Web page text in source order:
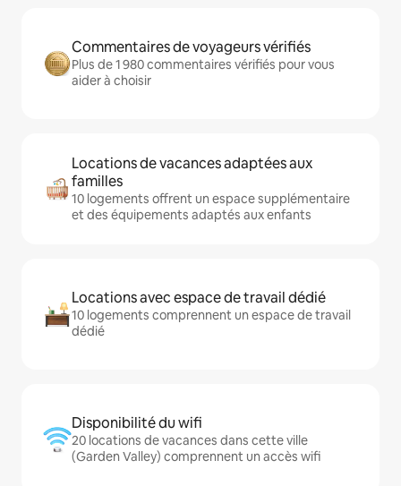
Commentaires de voyageurs vérifiés
Plus de 1 980 commentaires vérifiés pour vous
aider à choisir
Locations de vacances adaptées aux
familles
10 logements offrent un espace supplémentaire
et des équipements adaptés aux enfants
Locations avec espace de travail dédié
10 logements comprennent un espace de travail
dédié
Disponibilité du wifi
20 locations de vacances dans cette ville
(Garden Valley) comprennent un accès wifi